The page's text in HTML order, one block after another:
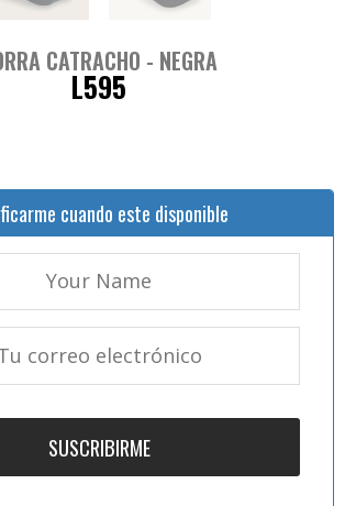
CATRACHO - NEGRA
L595
cuando este disponible